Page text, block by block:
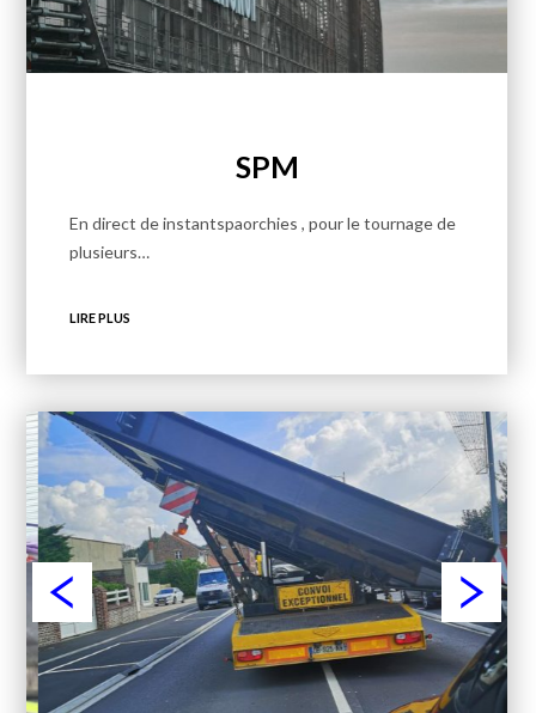
SPM
En direct de instantspaorchies , pour le tournage de
plusieurs…
LIRE PLUS